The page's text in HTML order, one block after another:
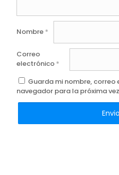
Nombre *
Correo
electrónico *
Guarda mi nombre,
navegador para la próxima